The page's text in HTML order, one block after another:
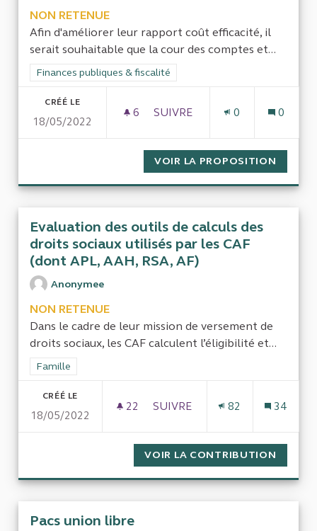
NON RETENUE
Afin d'améliorer leur rapport coût efficacité, il
serait souhaitable que la cour des comptes et...
Filtrer les résultats de la catégorie : Finances publiques &
Finances publiques & fiscalité
CRÉÉ LE
18/05/2022
6 6 ABONNÉS
SUIVRE
0 0
VOIR LA PROPOSITION
Evaluation des outils de calculs des
droits sociaux utilisés par les CAF
(dont APL, AAH, RSA, AF)
Anonymee
NON RETENUE
Dans le cadre de leur mission de versement de
droits sociaux, les CAF calculent l’éligibilité et...
Filtrer les résultats de la catégorie : Famille
Famille
CRÉÉ LE
18/05/2022
22 22 ABONNÉS
SUIVRE
82 34
VOIR LA CONTRIBUTION
Pacs union libre